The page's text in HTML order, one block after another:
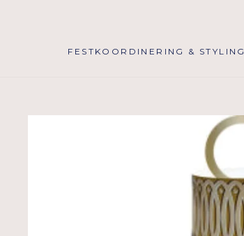
FESTKOORDINERING & STYLING